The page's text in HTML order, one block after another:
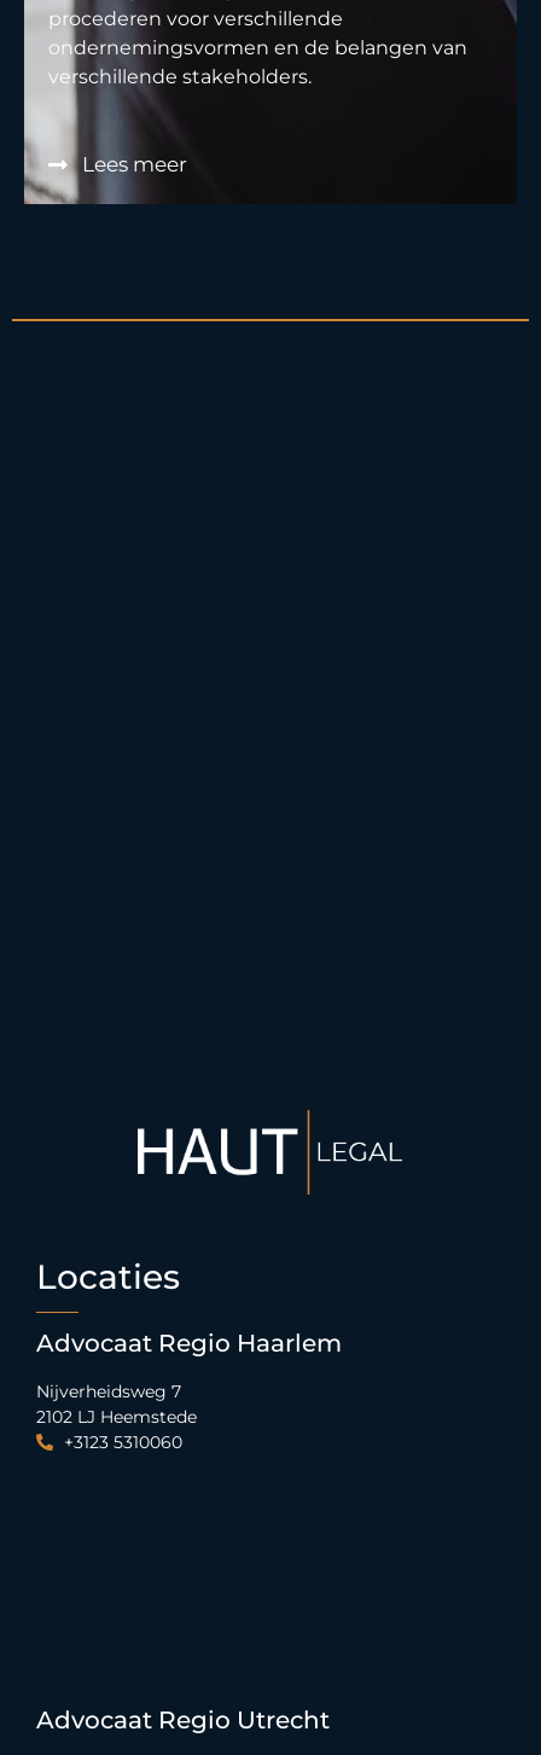
procederen voor verschillende
ondernemingsvormen en de belangen van
verschillende stakeholders.
Lees meer
Locaties
Advocaat Regio Haarlem
Nijverheidsweg 7
2102 LJ Heemstede
+3123 5310060
Advocaat Regio Utrecht